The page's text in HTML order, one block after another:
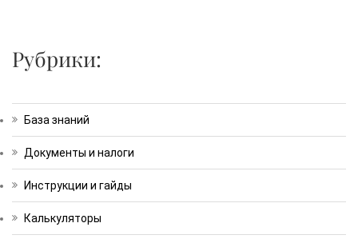
Рубрики:
База знаний
Документы и налоги
Инструкции и гайды
Калькуляторы